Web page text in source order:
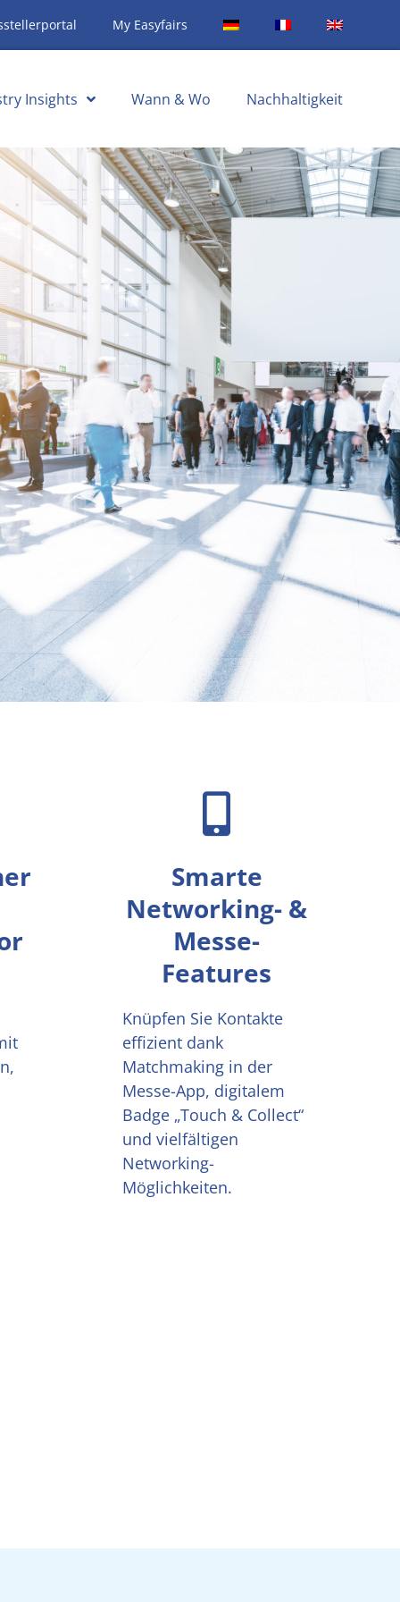
My Easyfairs
Insights Wann & Wo Nachhaltigkeit
Smarte
Networking- &
Messe-
Features
Knüpfen Sie Kontakte
effizient dank
Matchmaking in der
Messe-App, digitalem
Badge „Touch & Collect“
und vielfältigen
Networking-
Möglichkeiten.